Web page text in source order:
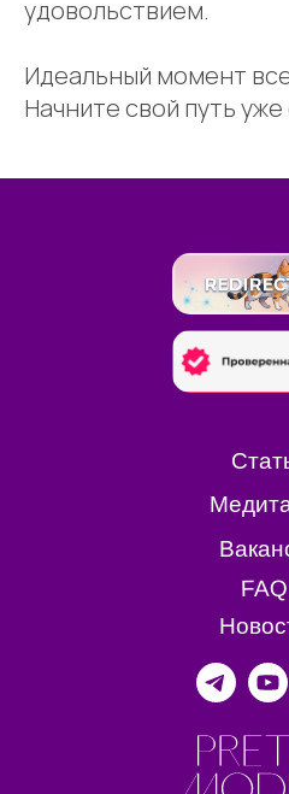
удовольствием.
Идеальный момент
Начните свой путь
FAQ